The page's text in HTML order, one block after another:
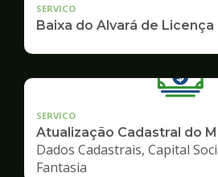
SERVICO
Baixa do Alvará de Licença
SERVICO
Atualização Cadastral do
Dados Cadastrais, Capital
Fantasia